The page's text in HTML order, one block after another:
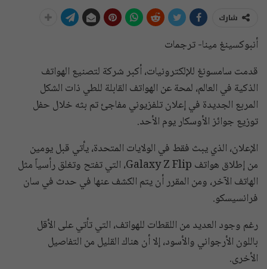
شارك
أنبوكسينغ مينا- ترجمات
قدمت سامسونغ للإلكترونيات، أكبر شركة لتصنيع الهواتف
الذكية في العالم، لمحة عن الهواتف القابلة للطي ذات الشكل
المربع الجديدة في إعلان تلفزيوني مفاجئ تم بثه خلال حفل
توزيع جوائز الأوسكار يوم الأحد.
الإعلان، الذي يبث فقط في الولايات المتحدة، يأتي قبل يومين
من إطلاق هواتف Galaxy Z Flip، التي تفتح وتغلق رأسياً مثل
الهاتف الآخر، ومن المقرر أن يتم الكشف عنها في حدث في سان
فرانسيسكو.
رغم وجود العديد من اللقطات للهواتف، التي تأتي على الأقل
باللون الأرجواني والأسود، إلا أن هناك القليل من التفاصيل
الأخرى.